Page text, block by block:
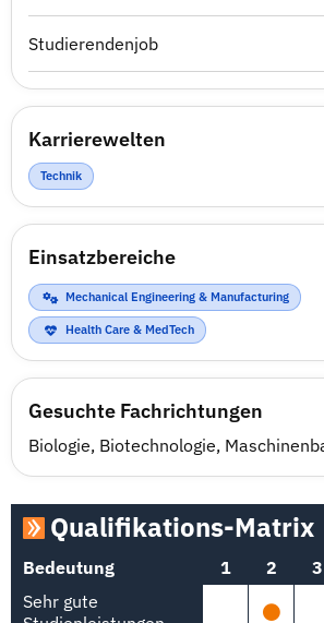
Studierendenjob
Karrierewelten
Technik
Einsatzbereiche
Mechanical Engineering & Manufacturing
Health Care & MedTech
Gesuchte Fachrichtungen
Biologie, Biotechnologie,
Qualifikations-Matrix
Bedeutung 1 2 3
Sehr gute